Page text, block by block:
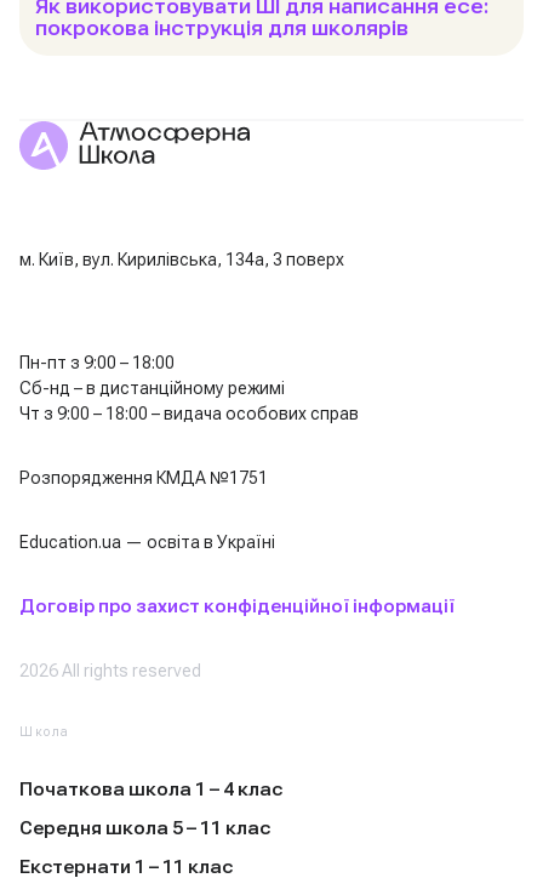
Як використовувати ШІ для написання есе:
покрокова інструкція для школярів
м. Київ, вул. Кирилівська, 134а, 3 поверх
Пн-пт з 9:00 – 18:00
Сб-нд – в дистанційному режимі
Чт з 9:00 – 18:00 – видача особових справ
Розпорядження КМДА №1751
Education.ua — освіта в Україні
Договір про захист конфіденційної інформації
2026 All rights reserved
Школа
Початкова школа 1 – 4 клас
Середня школа 5 – 11 клас
Екстернати 1 – 11 клас